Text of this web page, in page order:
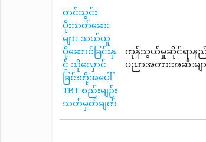
တင်သွင်း
ပိုးသတ်ဆေး
များ သယ်ယူ
ပို့ဆောင်ခြင်းနှ
င့် သိုလှောင်
ခြင်းတို့အပေါ်
TBT စည်းမျဉ်း
သတ်မှတ်ချက်
ကုန်သွယ်မှုဆိုင်ရာနည်
ပညာအတားအဆီးမျာ